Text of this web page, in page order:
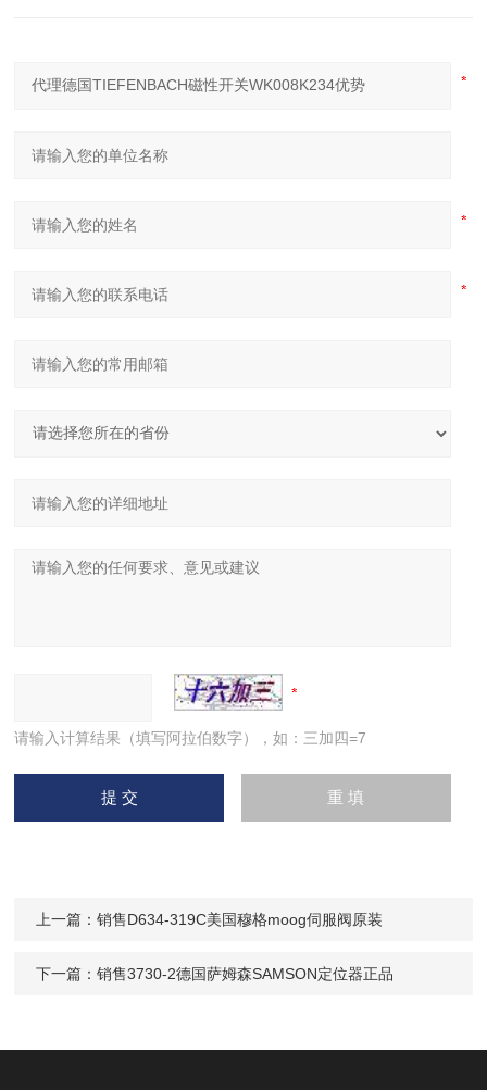
请输入计算结果（填写阿拉伯数字），如：三加四=7
上一篇：销售D634-319C美国穆格moog伺服阀原装
下一篇：销售3730-2德国萨姆森SAMSON定位器正品